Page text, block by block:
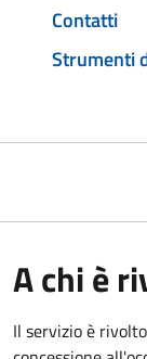
Contatti
Strumenti
A chi è
Il servizio è